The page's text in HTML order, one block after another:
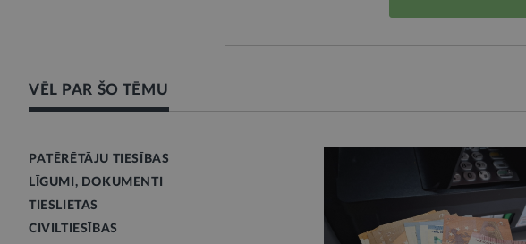
VĒL PAR ŠO TĒMU
PATĒRĒTĀJU TIESĪBAS
LĪGUMI, DOKUMENTI
TIESLIETAS
CIVILTIESĪBAS